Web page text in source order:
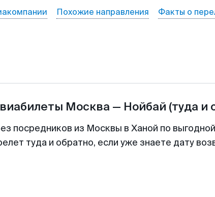
Похожие направления Факты о
Москва — Нойбай (туда и
посредников из Москвы в Ханой по
туда и обратно, если уже знаете дату